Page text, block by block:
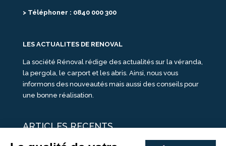
> Téléphoner : 0840 000 300
LES ACTUALITES DE RENOVAL
La société Rénoval rédige des actualités sur la véranda,
la pergola, le carport et les abris. Ainsi, nous vous
informons des nouveautés mais aussi des conseils pour
une bonne réalisation.
ARTICLES RECENTS
25 idées de vérandas design